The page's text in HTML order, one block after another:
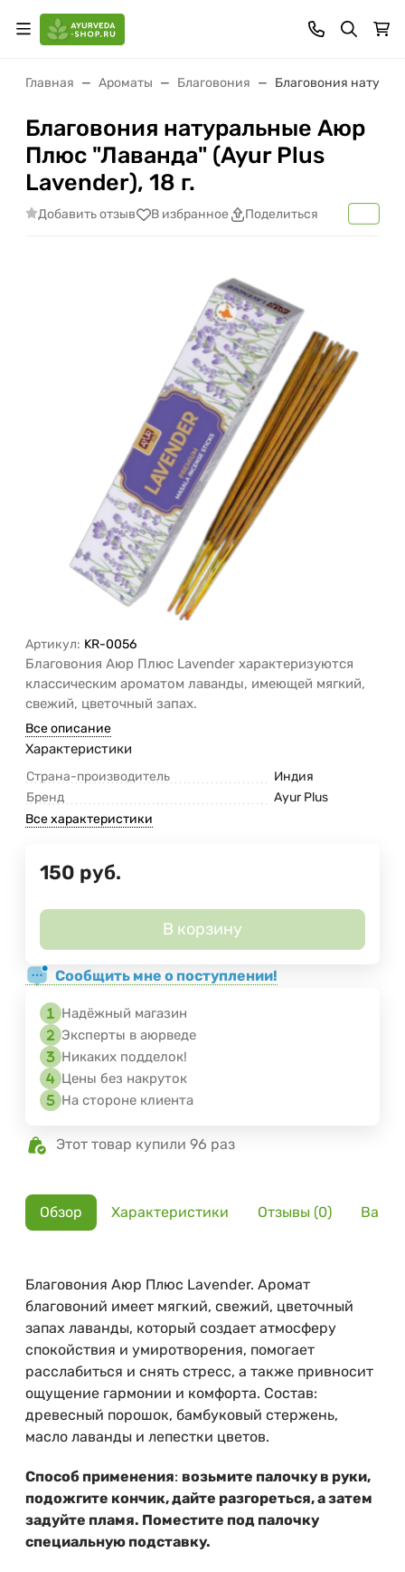
Главная Ароматы Благовония Благовония
Благовония натуральные Аюр
Плюс "Лаванда" (Ayur Plus
Lavender), 18 г.
Добавить отзыв В избранное Поделиться
Артикул: KR-0056
Благовония Аюр Плюс Lavender характеризуются
классическим ароматом лаванды, имеющей мягкий,
свежий, цветочный запах.
Все описание
Характеристики
Страна-производитель
Индия
Бренд
Ayur Plus
Все характеристики
150 руб.
В корзину
Сообщить мне о поступлении!
Надёжный магазин
Эксперты в аюрведе
Никаких подделок!
Цены без накруток
На стороне клиента
Этот товар купили 96 раз
Обзор Характеристики Отзывы (0)
Благовония Аюр Плюс Lavender. Аромат
благовоний имеет мягкий, свежий, цветочный
запах лаванды, который создает атмосферу
спокойствия и умиротворения, помогает
расслабиться и снять стресс, а также привносит
ощущение гармонии и комфорта. Состав:
древесный порошок, бамбуковый стержень,
масло лаванды и лепестки цветов.
Способ применения: возьмите палочку в руки,
подожгите кончик, дайте разгореться, а затем
задуйте пламя. Поместите под палочку
специальную подставку.